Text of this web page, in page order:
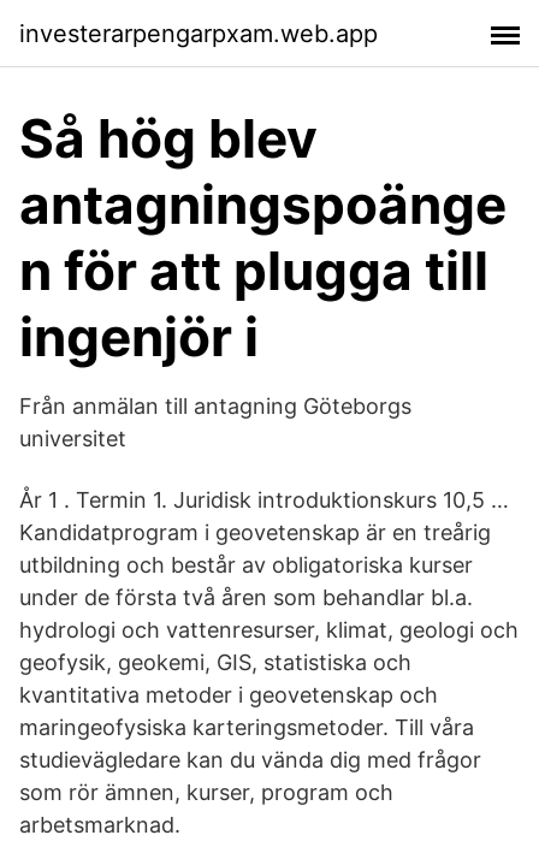
investerarpengarpxam.web.app
Så hög blev
antagningspoänge
n för att plugga till
ingenjör i
Från anmälan till antagning Göteborgs
universitet
År 1 . Termin 1. Juridisk introduktionskurs 10,5 …
Kandidatprogram i geovetenskap är en treårig
utbildning och består av obligatoriska kurser
under de första två åren som behandlar bl.a.
hydrologi och vattenresurser, klimat, geologi och
geofysik, geokemi, GIS, statistiska och
kvantitativa metoder i geovetenskap och
maringeofysiska karteringsmetoder. Till våra
studievägledare kan du vända dig med frågor
som rör ämnen, kurser, program och
arbetsmarknad.